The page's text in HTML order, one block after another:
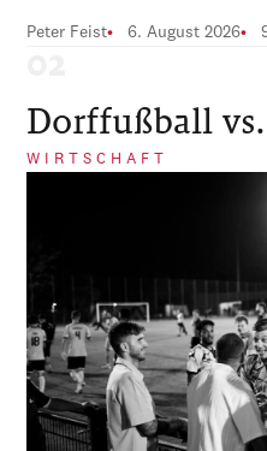
Peter Feist 6. August 2026
Dorffußball
WIRTSCHAFT